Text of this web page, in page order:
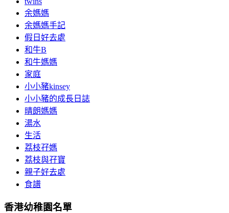
余媽媽
余媽媽手記
假日好去處
和牛B
和牛媽媽
家庭
小小豬kinsey
小小豬的成長日誌
晴朗媽媽
湯水
生活
荔枝孖媽
荔枝與孖寶
親子好去處
食譜
香港幼稚園名單